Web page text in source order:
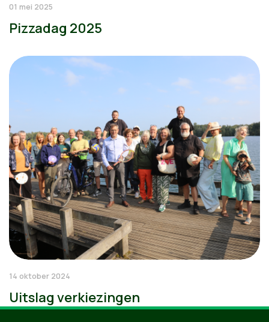
01 mei 2025
Pizzadag 2025
14 oktober 2024
Uitslag verkiezingen